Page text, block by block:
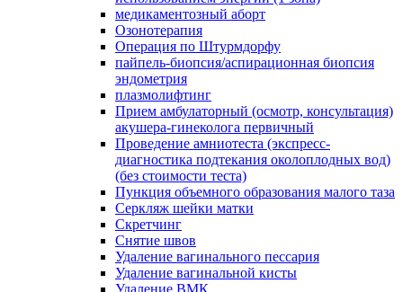
медикаментозный аборт
Озонотерапия
Операция по Штурмдорфу
пайпель-биопсия/аспирационная биопсия
эндометрия
плазмолифтинг
Прием амбулаторный (осмотр, консультация)
акушера-гинеколога первичный
Проведение амниотеста (экспресс-
диагностика подтекания околоплодных вод)
(без стоимости теста)
Пункция объемного образования малого таза
Серкляж шейки матки
Скретчинг
Снятие швов
Удаление вагинального пессария
Удаление вагинальной кисты
Удаление ВМК